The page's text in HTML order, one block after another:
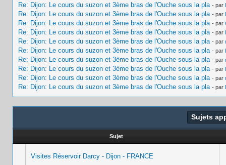
Re: Dijon: Le cours du suzon et 3ème bras de l'Ouche sous la pla - par
Re: Dijon: Le cours du suzon et 3ème bras de l'Ouche sous la pla - par
Re: Dijon: Le cours du suzon et 3ème bras de l'Ouche sous la pla - par
Re: Dijon: Le cours du suzon et 3ème bras de l'Ouche sous la pla - par
Re: Dijon: Le cours du suzon et 3ème bras de l'Ouche sous la pla - par
Re: Dijon: Le cours du suzon et 3ème bras de l'Ouche sous la pla - par
Re: Dijon: Le cours du suzon et 3ème bras de l'Ouche sous la pla - par
Re: Dijon: Le cours du suzon et 3ème bras de l'Ouche sous la pla - par
Re: Dijon: Le cours du suzon et 3ème bras de l'Ouche sous la pla - par
Re: Dijon: Le cours du suzon et 3ème bras de l'Ouche sous la pla - par
Sujets
Sujet
Visites Réservoir Darcy - Dijon - FRANCE